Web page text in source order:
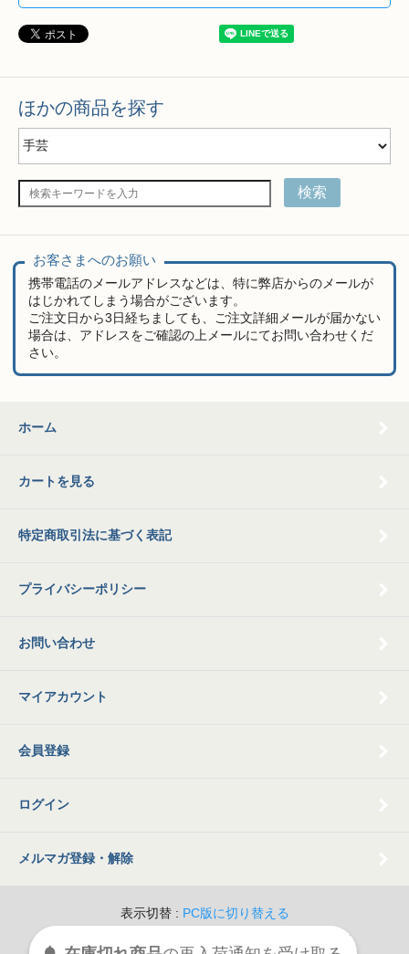
ほかの商品を探す
検索
お客さまへのお願い
携帯電話のメールアドレスなどは、特に弊店からのメールが
はじかれてしまう場合がございます。
ご注文日から3日経ちましても、ご注文詳細メールが届かない
場合は、アドレスをご確認の上メールにてお問い合わせくだ
さい。
ホーム
カートを見る
特定商取引法に基づく表記
プライバシーポリシー
お問い合わせ
マイアカウント
会員登録
ログイン
メルマガ登録・解除
表示切替 : PC版に切り替える
© 2009 Old Books Tamatsubaki All Rights Reserved.